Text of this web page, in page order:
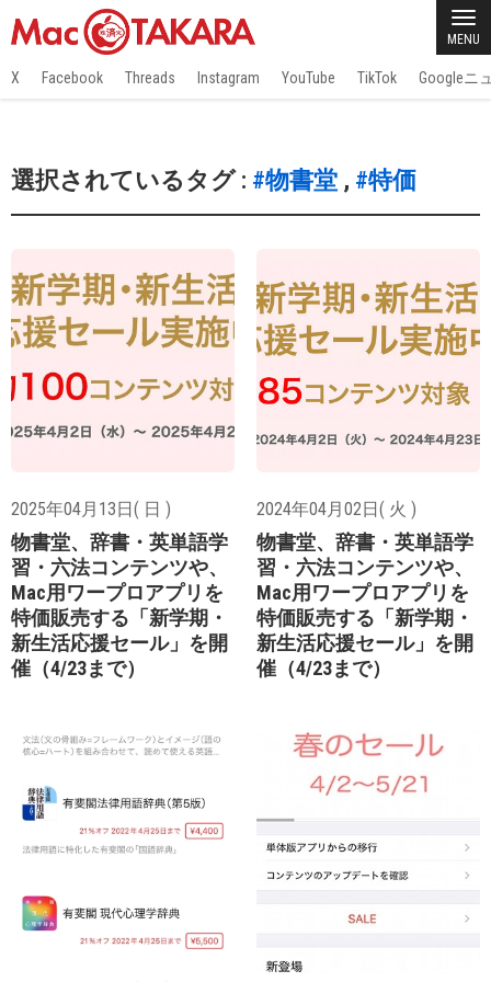
MENU
X Facebook Threads Instagram YouTube TikTok Googleニ
選択されているタグ : #物書堂 , #特価
2025年04月13日( 日 )
物書堂、辞書・英単語学
習・六法コンテンツや、
Mac用ワープロアプリを
特価販売する「新学期・
新生活応援セール」を開
催（4/23まで）
2024年04月02日( 火 )
物書堂、辞書・英単語学
習・六法コンテンツや、
Mac用ワープロアプリを
特価販売する「新学期・
新生活応援セール」を開
催（4/23まで）